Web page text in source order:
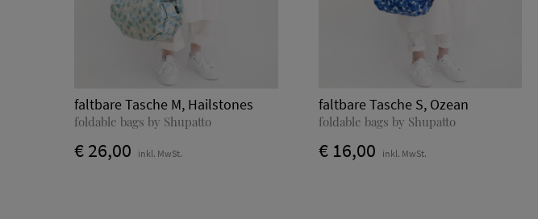
faltbare Tasche M, Hailstones
foldable bags by Shupatto
€ 26,00 inkl. MwSt.
faltbare Tasche S, Ozean
foldable bags by Shupatto
€ 16,00 inkl. MwSt.